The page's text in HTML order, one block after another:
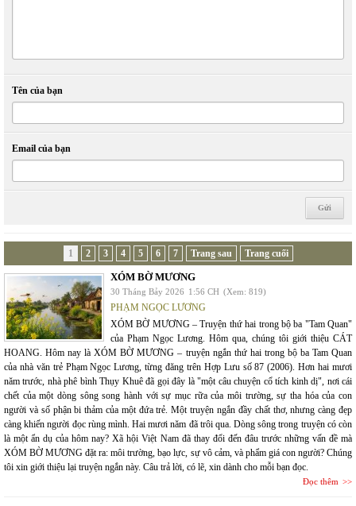
Tên của bạn
Email của bạn
1 2 3 4 5 6 7 Trang sau Trang cuối
XÓM BỜ MƯƠNG
30 Tháng Bảy 2026 1:56 CH (Xem: 819)
PHẠM NGỌC LƯƠNG
XÓM BỜ MƯƠNG – Truyện thứ hai trong bộ ba "Tam Quan"
của Phạm Ngọc Lương. Hôm qua, chúng tôi giới thiệu CÁT
HOANG. Hôm nay là XÓM BỜ MƯƠNG – truyện ngắn thứ hai trong bộ ba Tam Quan
của nhà văn trẻ Phạm Ngọc Lương, từng đăng trên Hợp Lưu số 87 (2006). Hơn hai mươi
năm trước, nhà phê bình Thụy Khuê đã gọi đây là "một câu chuyện cổ tích kinh dị", nơi cái
chết của một dòng sông song hành với sự mục rữa của môi trường, sự tha hóa của con
người và số phận bi thảm của một đứa trẻ. Một truyện ngắn đầy chất thơ, nhưng càng đẹp
càng khiến người đọc rùng mình. Hai mươi năm đã trôi qua. Dòng sông trong truyện có còn
là một ẩn dụ của hôm nay? Xã hội Việt Nam đã thay đổi đến đâu trước những vấn đề mà
XÓM BỜ MƯƠNG đặt ra: môi trường, bạo lực, sự vô cảm, và phẩm giá con người? Chúng
tôi xin giới thiệu lại truyện ngắn này. Câu trả lời, có lẽ, xin dành cho mỗi bạn đọc.
Đọc thêm